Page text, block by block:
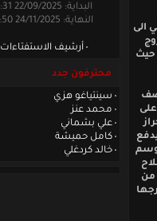
الى
حيث
من
البداية: 22/09/2025 23:31
النهاية: 24/11/2025 20:50
أرشيف الاستفتاءات
محترفون جدد
سينتياغو هزي
محمد عنز
علي بشماني
كامل حميشة
خالد كردغلي